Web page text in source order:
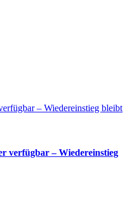
– Wiedereinstieg bleibt
verfügbar – Wiedereinstieg